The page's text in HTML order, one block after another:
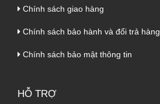
Chính sách giao hàng
Chính sách bảo hành và đổi trả hàng
Chính sách bảo mật thông tin
HỖ TRỢ